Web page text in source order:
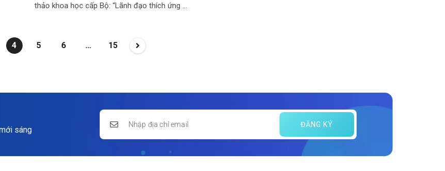
thảo khoa học cấp Bộ: “Lãnh đạo thích ứng
4 5 6 … 15
sáng
ĐĂNG KÝ